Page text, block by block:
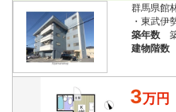
群馬県館
・東武伊
築年数
建物階数
3万円